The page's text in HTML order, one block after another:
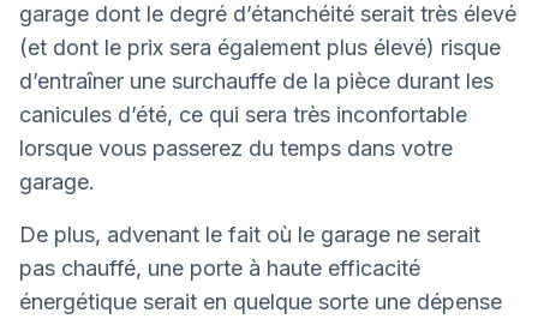
garage dont le degré d’étanchéité serait très élevé
(et dont le prix sera également plus élevé) risque
d’entraîner une surchauffe de la pièce durant les
canicules d’été, ce qui sera très inconfortable
lorsque vous passerez du temps dans votre
garage.
De plus, advenant le fait où le garage ne serait
pas chauffé, une porte à haute efficacité
énergétique serait en quelque sorte une dépense